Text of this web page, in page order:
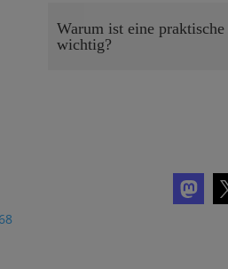
Warum ist eine
wichtig?